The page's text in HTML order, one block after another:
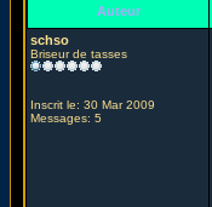
Auteur
schso
Briseur de tasses
Inscrit le: 30 Mar 2009
Messages: 5